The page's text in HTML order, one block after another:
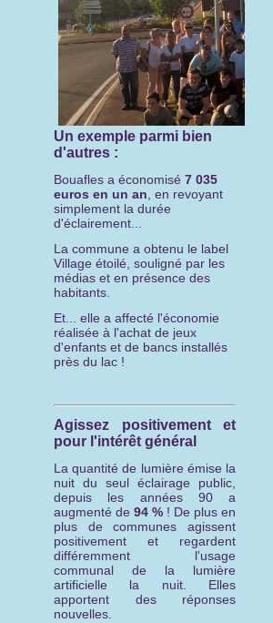
Un exemple parmi bien
d'autres :
Bouafles a économisé 7 035
euros en un an, en revoyant
simplement la durée
d'éclairement...
La commune a obtenu le label
Village étoilé, souligné par les
médias et en présence des
habitants.
Et... elle a affecté l'économie
réalisée à l'achat de jeux
d'enfants et de bancs installés
près du lac !
Agissez positivement et
pour l'intérêt général
La quantité de lumière émise la
nuit du seul éclairage public,
depuis les années 90 a
augmenté de 94 % ! De plus en
plus de communes agissent
positivement et regardent
différemment l'usage
communal de la lumière
artificielle la nuit. Elles
apportent des réponses
nouvelles.